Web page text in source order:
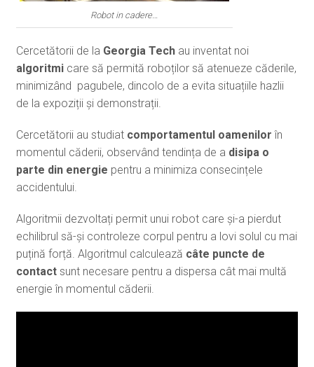
Robot in cadere…
Cercetătorii de la Georgia Techau inventat noi
algoritmicare să permită roboților să atenueze căderile,
minimizând pagubele, dincolo de a evita situațiile hazlii
de la expoziții și demonstrații.
Cercetătorii au studiat comportamentul oamenilor în
momentul căderii, observând tendința de a disipa o
parte din energie pentru a minimiza consecințele
accidentului.
Algoritmii dezvoltați permit unui robot care și-a pierdut
echilibrul să-și controleze corpul pentru a lovi solul cu mai
puțină forță. Algoritmul calculează câte puncte de
contactsunt necesare pentru a dispersa cât mai multă
energie în momentul căderii.